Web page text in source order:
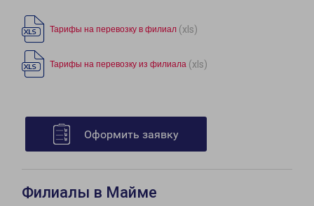
Тарифы на перевозку в филиал (xls)
Тарифы на перевозку из филиала (xls)
Оформить заявку
Филиалы в Майме